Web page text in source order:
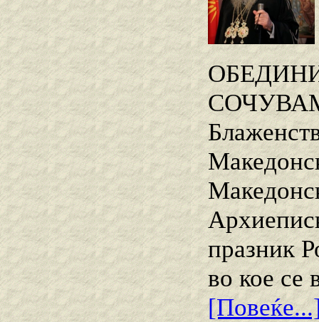
празник
во кое